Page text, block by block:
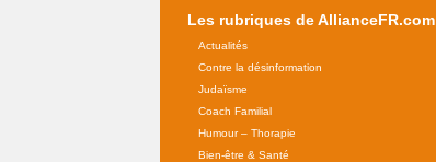
Les rubriques de AllianceFR.com
Actualités
Contre la désinformation
Judaïsme
Coach Familial
Humour – Thorapie
Bien-être & Santé